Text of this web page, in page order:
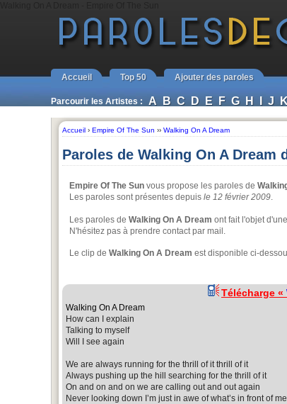
Accueil Top 50 Ajouter des paroles
Parcourir les Artistes : A B C D E F G H I J
Accueil › Empire Of The Sun ›› Walking On A Dream
Paroles de Walking On A Dream
Empire Of The Sun vous propose les paroles de
Les paroles sont présentes depuis le 12 février 2009.
Les paroles de Walking On A Dream ont fait l'objet
N'hésitez pas à prendre contact par mail.
Le clip de Walking On A Dream est disponible ci-
Télécharge «
Walking On A Dream
How can I explain
Talking to myself
Will I see again
We are always running for the thrill of it thrill of it
Always pushing up the hill searching for the thrill of it
On and on and on we are calling out and out again
Never looking down I’m just in awe of what’s in front of me